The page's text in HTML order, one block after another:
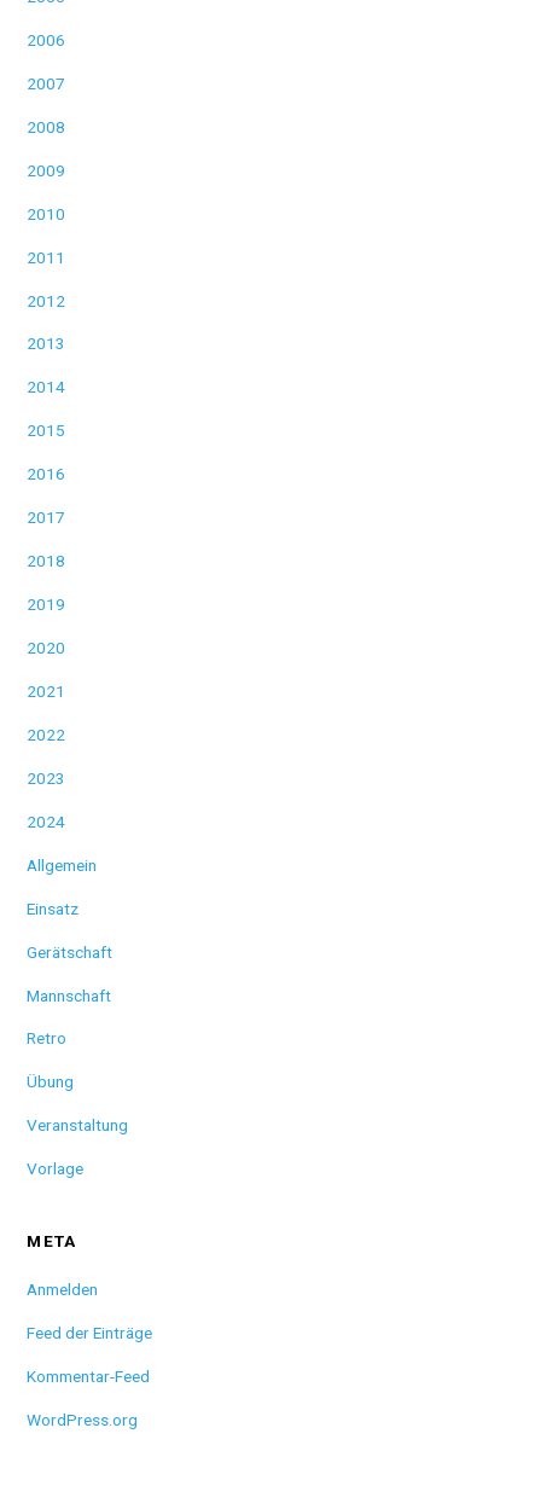
2006
2007
2008
2009
2010
2011
2012
2013
2014
2015
2016
2017
2018
2019
2020
2021
2022
2023
2024
Allgemein
Einsatz
Gerätschaft
Mannschaft
Retro
Übung
Veranstaltung
Vorlage
META
Anmelden
Feed der Einträge
Kommentar-Feed
WordPress.org